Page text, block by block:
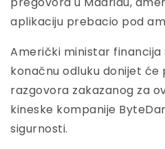
aplikaciju prebacio pod
Američki ministar financija
konačnu odluku donijet će
razgovora zakazanog za
kineske kompanije
sigurnosti.